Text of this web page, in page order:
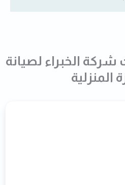
الخبراء لصيانة
المنزلية